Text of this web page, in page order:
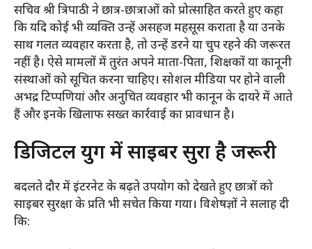
​सचिव श्री त्रिपाठी ने छात्र-छात्राओं को प्रोत्साहित करते हुए कहा
कि यदि कोई भी व्यक्ति उन्हें असहज महसूस कराता है या उनके
साथ गलत व्यवहार करता है, तो उन्हें डरने या चुप रहने की जरूरत
नहीं है। ऐसे मामलों में तुरंत अपने माता-पिता, शिक्षकों या कानूनी
संस्थाओं को सूचित करना चाहिए। सोशल मीडिया पर होने वाली
अभद्र टिप्पणियां और अनुचित व्यवहार भी कानून के दायरे में आते
हैं और इनके खिलाफ सख्त कार्रवाई का प्रावधान है।
​डिजिटल युग में साइबर सुरक्षा है जरूरी
​बदलते दौर में इंटरनेट के बढ़ते उपयोग को देखते हुए छात्रों को
साइबर सुरक्षा के प्रति भी सचेत किया गया। विशेषज्ञों ने सलाह दी
कि: